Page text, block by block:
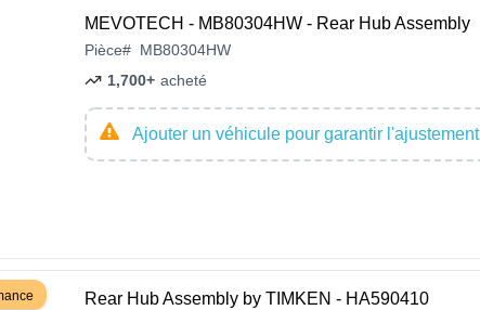
MEVOTECH - MB80304HW - Rear Hub Assembly
Pièce# MB80304HW
1,700+ acheté
Ajouter un véhicule pour garantir l'ajustement
Rear Hub Assembly by TIMKEN - HA590410